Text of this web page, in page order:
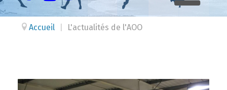
Accueil L'actualités de l'AOO